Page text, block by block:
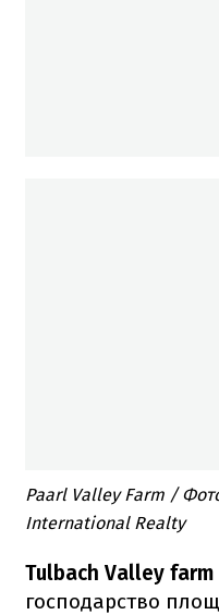
Paarl Valley Farm /
International Realty
Tulbach Valley farm
господарство